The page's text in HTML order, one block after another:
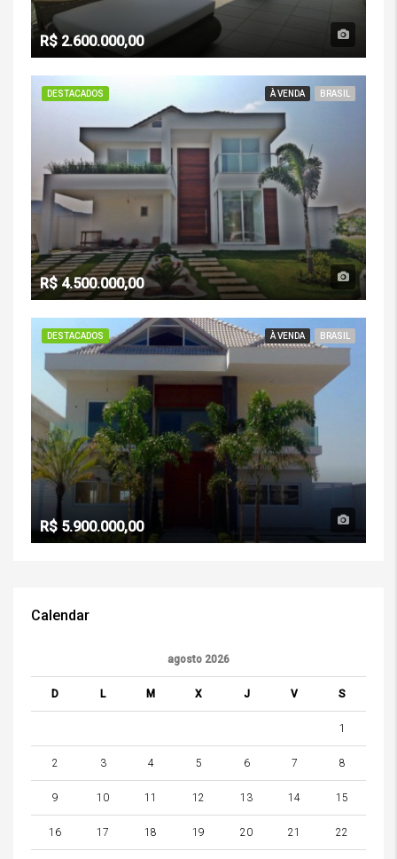
R$ 2.600.000,00
DESTACADOS À VENDA BRASIL
R$ 4.500.000,00
DESTACADOS À VENDA BRASIL
R$ 5.900.000,00
Calendar
agosto 2026
D L M X J V S
1
2 3 4 5 6 7 8
9 10 11 12 13 14 15
16 17 18 19 20 21 22